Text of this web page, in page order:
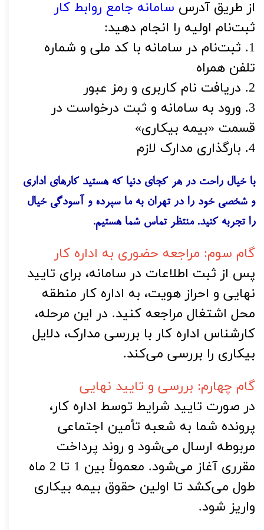
از طریق آدرس سامانه جامع روابط کار
ثبت‌نام اولیه را انجام دهید:
تلفن همراه
2. دریافت نام کاربری و رمز عبور
قسمت «بیمه بیکاری»
4. بارگذاری مدارک لازم
را تجربه کنید. منتظر تماس شما هستیم.
گام سوم: مراجعه حضوری به اداره کار
بیکاری را بررسی می‌کند.
گام چهارم: بررسی و تایید نهایی
واریز شود.